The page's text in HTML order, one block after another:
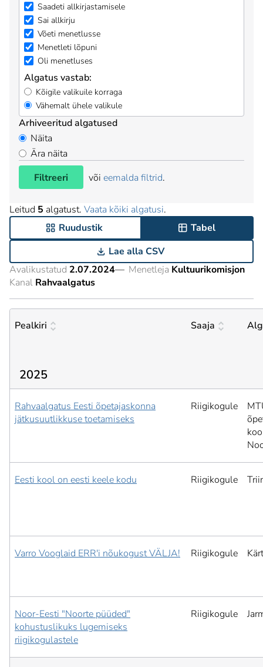
Saadeti allkirjastamisele
Sai allkirju
Võeti menetlusse
Menetleti lõpuni
Oli menetluses
Algatus vastab:
Kõigile valikuile korraga
Vähemalt ühele valikule
Arhiveeritud algatused
Näita
Ära näita
Filtreeri
või eemalda filtrid.
Leitud 5 algatust. Vaata kõiki algatusi.
Ruudustik
Tabel
Lae alla CSV
Avalikustatud 2.07.2024— Menetleja Kultuurikomisjon
Kanal Rahvaalgatus
Pealkiri Saaja
2025
Rahvaalgatus Eesti õpetajaskonna
jätkusuutlikkuse toetamiseks
Riigikogule
Eesti kool on eesti keele kodu Riigikogule
Varro Vooglaid ERR'i nõukogust VÄLJA! Riigikogule
Noor-Eesti "Noorte püüded"
kohustuslikuks lugemiseks
riigikogulastele
Riigikogule